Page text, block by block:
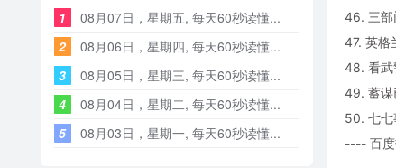
46. 三部
47. 英格
48. 看武
49. 蓄谋
50. 七七
---- 百
1
08月07日，星期五, 每天60秒读懂...
2
08月06日，星期四, 每天60秒读懂...
3
08月05日，星期三, 每天60秒读懂...
4
08月04日，星期二, 每天60秒读懂...
5
08月03日，星期一, 每天60秒读懂...